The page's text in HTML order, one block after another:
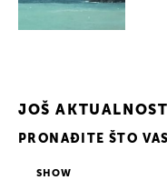
JOŠ AKTUALNOSTI
PRONAĐITE ŠTO
SHOW